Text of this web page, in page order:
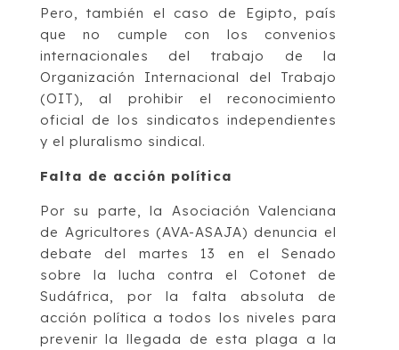
Pero, también el caso de Egipto, país
que no cumple con los convenios
internacionales del trabajo de la
Organización Internacional del Trabajo
(OIT), al prohibir el reconocimiento
oficial de los sindicatos independientes
y el pluralismo sindical.
Falta de acción política
Por su parte, la Asociación Valenciana
de Agricultores (AVA-ASAJA) denuncia el
debate del martes 13 en el Senado
sobre la lucha contra el Cotonet de
Sudáfrica, por la falta absoluta de
acción política a todos los niveles para
prevenir la llegada de esta plaga a la